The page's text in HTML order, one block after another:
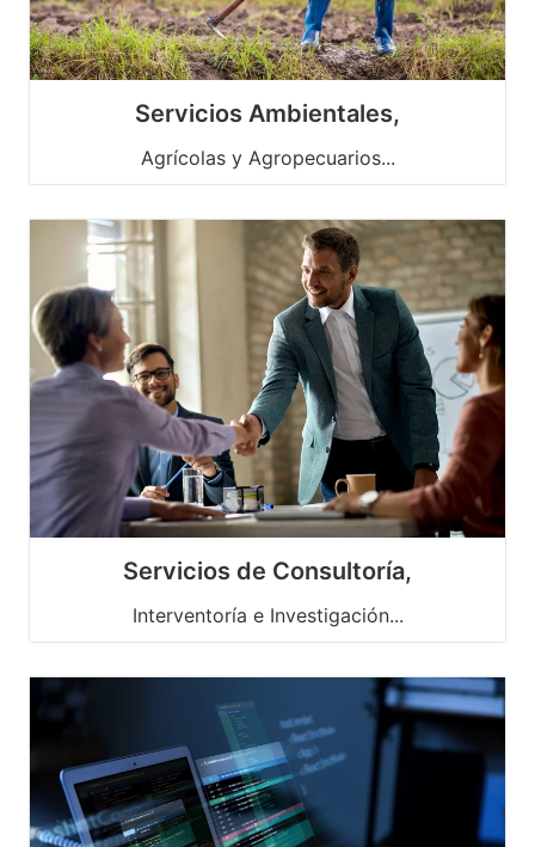
Servicios Ambientales,
Agrícolas y Agropecuarios...
Servicios de Consultoría,
Interventoría e Investigación...